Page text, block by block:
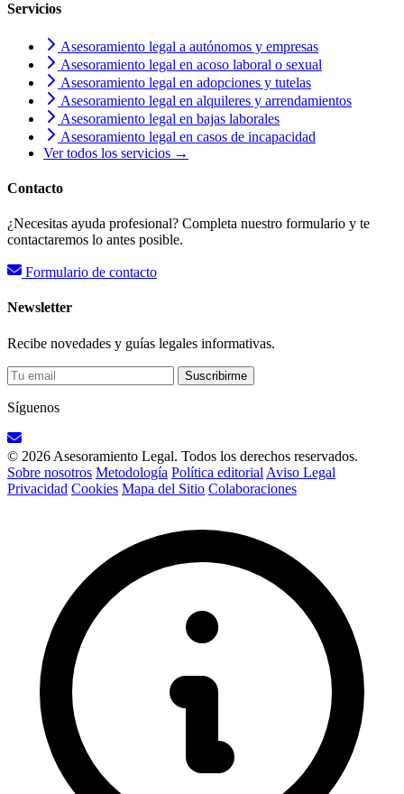
Servicios
Asesoramiento legal a autónomos y empresas
Asesoramiento legal en acoso laboral o sexual
Asesoramiento legal en adopciones y tutelas
Asesoramiento legal en alquileres y arrendamientos
Asesoramiento legal en bajas laborales
Asesoramiento legal en casos de incapacidad
Ver todos los servicios →
Contacto
¿Necesitas ayuda profesional? Completa nuestro formulario y te
contactaremos lo antes posible.
Formulario de contacto
Newsletter
Recibe novedades y guías legales informativas.
Suscribirme
Síguenos
© 2026 Asesoramiento Legal. Todos los derechos reservados.
Sobre nosotros Metodología Política editorial Aviso Legal
Privacidad Cookies Mapa del Sitio Colaboraciones